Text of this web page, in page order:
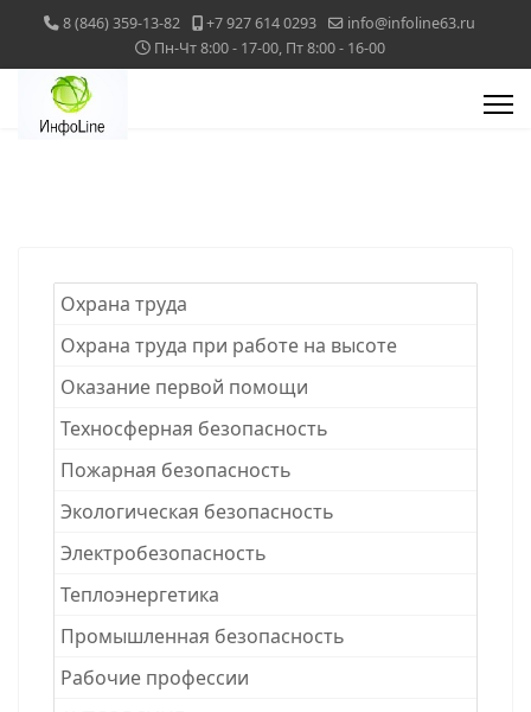
8 (846) 359-13-82 +7 927 614 0293
info@infoline63.ru
Пн-Чт 8:00 - 17-00, Пт 8:00 - 16-00
Охрана труда
Охрана труда при работе на высоте
Оказание первой помощи
Техносферная безопасность
Пожарная безопасность
Экологическая безопасность
Электробезопасность
Теплоэнергетика
Промышленная безопасность
Рабочие професcии